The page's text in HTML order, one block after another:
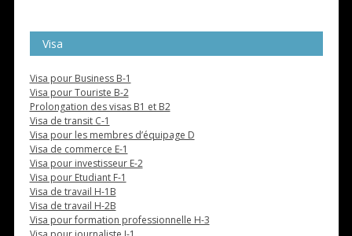
Visa
Visa pour Business B-1
Visa pour Touriste B-2
Prolongation des visas B1 et B2
Visa de transit C-1
Visa pour les membres d’équipage D
Visa de commerce E-1
Visa pour investisseur E-2
Visa pour Etudiant F-1
Visa de travail H-1B
Visa de travail H-2B
Visa pour formation professionnelle H-3